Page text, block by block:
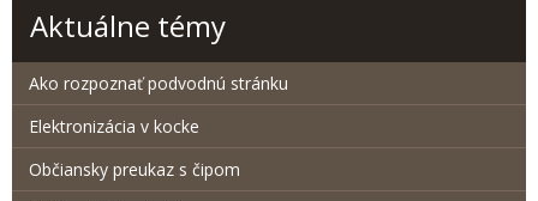
Aktuálne témy
Ako rozpoznať podvodnú stránku
Elektronizácia v kocke
Občiansky preukaz s čipom